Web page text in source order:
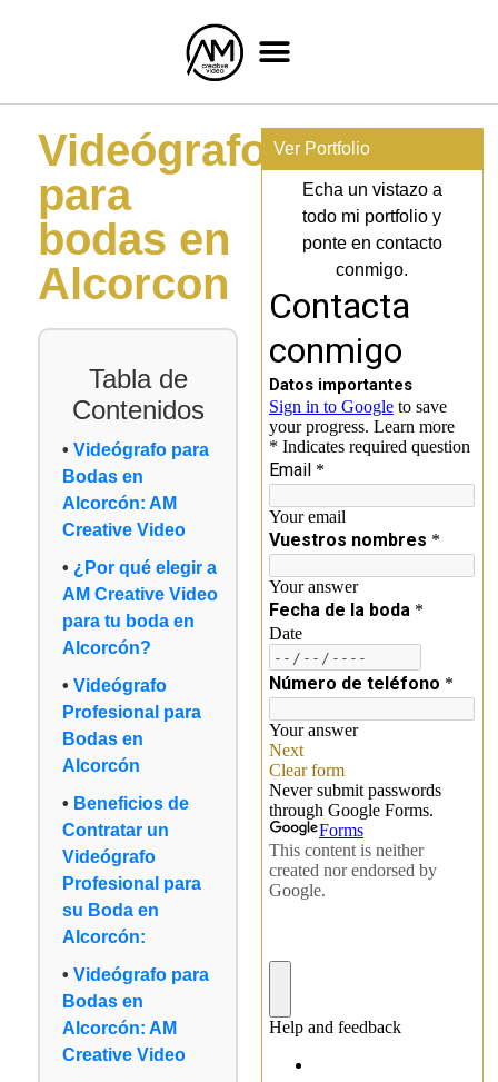
Videógrafo
para
bodas en
Alcorcon
Tabla de
Contenidos
Videógrafo para
Bodas en
Alcorcón: AM
Creative Video
¿Por qué elegir a
AM Creative Video
para tu boda en
Alcorcón?
Videógrafo
Profesional para
Bodas en
Alcorcón
Beneficios de
Contratar un
Videógrafo
Profesional para
su Boda en
Alcorcón:
Videógrafo para
Bodas en
Alcorcón: AM
Creative Video
Ver Portfolio
Echa un vistazo a
todo mi portfolio y
ponte en contacto
conmigo.